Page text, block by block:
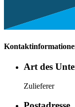
Art des
Zulieferer